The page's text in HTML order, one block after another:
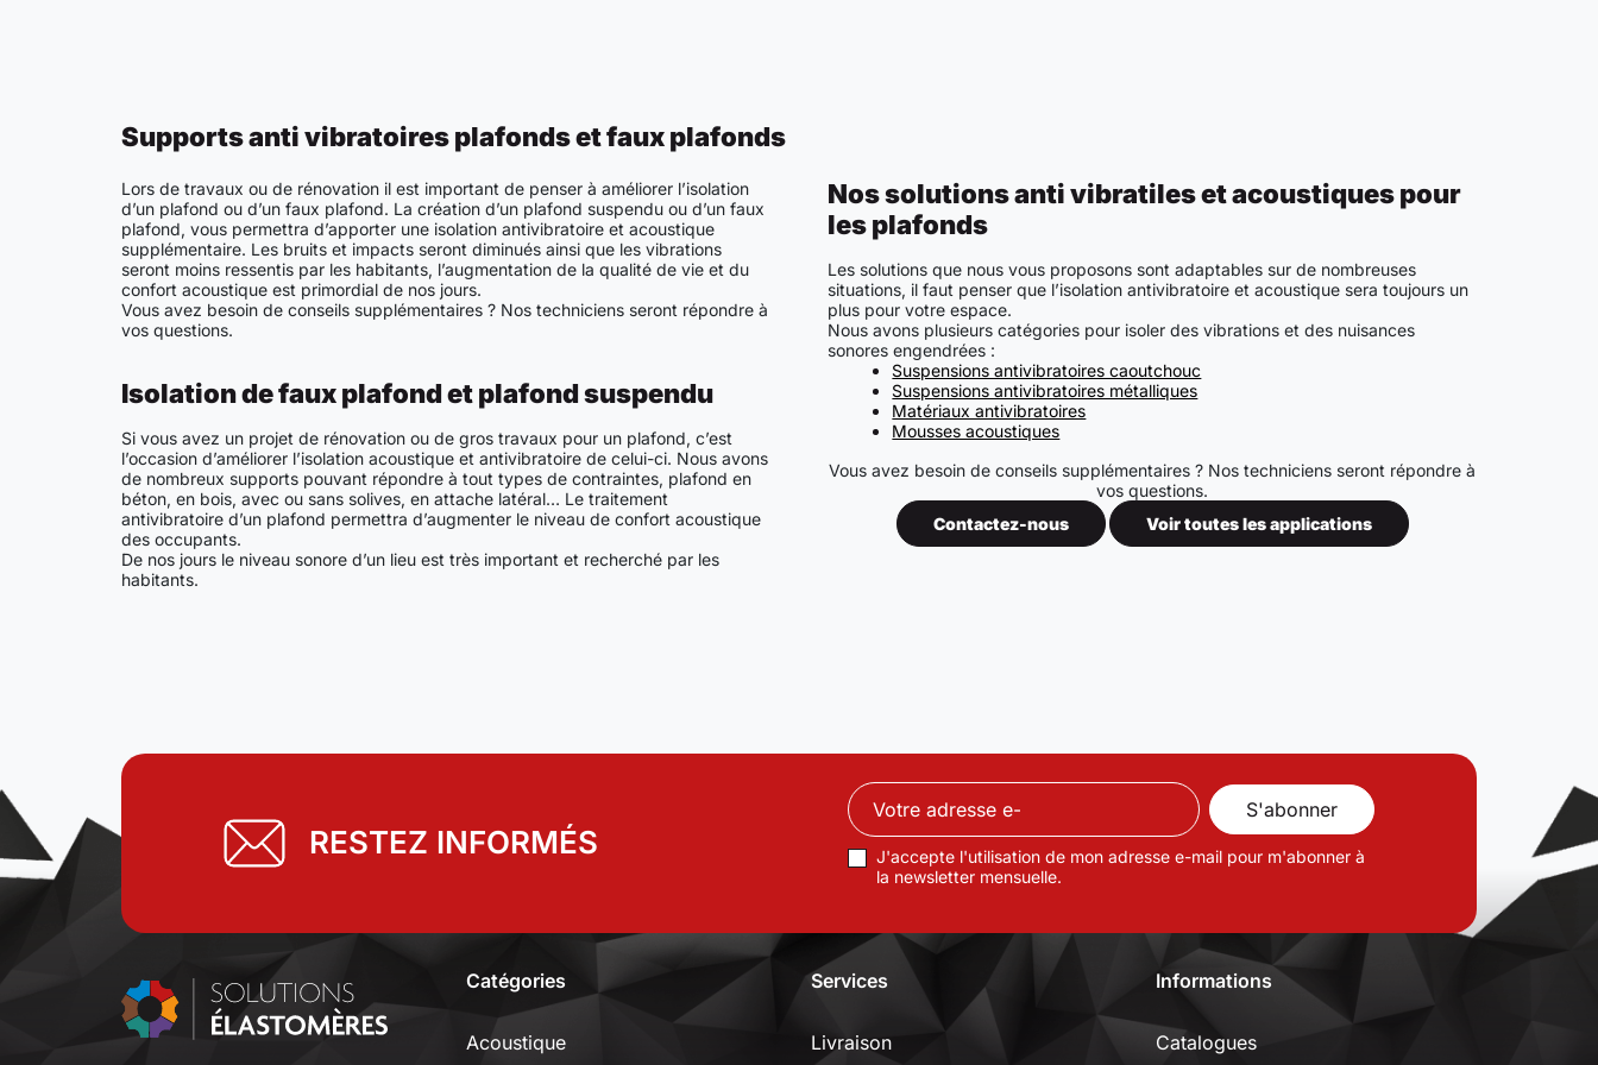
Supports anti vibratoires plafonds et faux plafonds
Lors de travaux ou de rénovation il est important de penser à améliorer l’isolation
d’un plafond ou d’un faux plafond. La création d’un plafond suspendu ou d’un faux
plafond, vous permettra d’apporter une isolation antivibratoire et acoustique
supplémentaire. Les bruits et impacts seront diminués ainsi que les vibrations
seront moins ressentis par les habitants, l’augmentation de la qualité de vie et du
confort acoustique est primordial de nos jours.
Vous avez besoin de conseils supplémentaires ? Nos techniciens seront répondre à
vos questions.
Isolation de faux plafond et plafond suspendu
Si vous avez un projet de rénovation ou de gros travaux pour un plafond, c’est
l’occasion d’améliorer l’isolation acoustique et antivibratoire de celui-ci. Nous avons
de nombreux supports pouvant répondre à tout types de contraintes, plafond en
béton, en bois, avec ou sans solives, en attache latéral… Le traitement
antivibratoire d’un plafond permettra d’augmenter le niveau de confort acoustique
des occupants.
De nos jours le niveau sonore d’un lieu est très important et recherché par les
habitants.
Nos solutions anti vibratiles et acoustiques pour
les plafonds
Les solutions que nous vous proposons sont adaptables sur de nombreuses
situations, il faut penser que l’isolation antivibratoire et acoustique sera toujours un
plus pour votre espace.
Nous avons plusieurs catégories pour isoler des vibrations et des nuisances
sonores engendrées :
Suspensions antivibratoires caoutchouc
Suspensions antivibratoires métalliques
Matériaux antivibratoires
Mousses acoustiques
Vous avez besoin de conseils supplémentaires ? Nos techniciens seront répondre à
vos questions.
Contactez-nous
Voir toutes les applications
RESTEZ INFORMÉS
J'accepte l'utilisation de mon adresse e-mail pour m'abonner à
la newsletter mensuelle.
Catégories
Acoustique
Services
Livraison
Informations
Catalogues